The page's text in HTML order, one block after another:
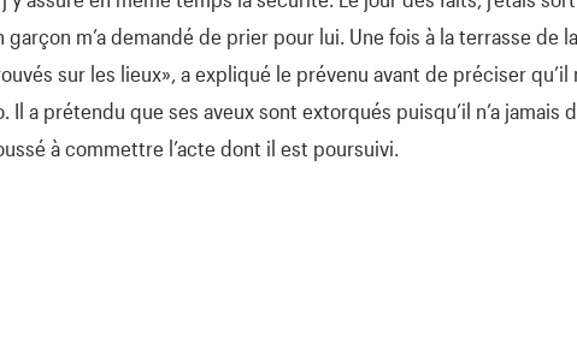
m’a demandé de prier pour lui. Une fois à la terrasse de
sur les lieux», a expliqué le prévenu avant de préciser qu’il
Il a prétendu que ses aveux sont extorqués puisqu’il n’a jamais
à commettre l’acte dont il est poursuivi.